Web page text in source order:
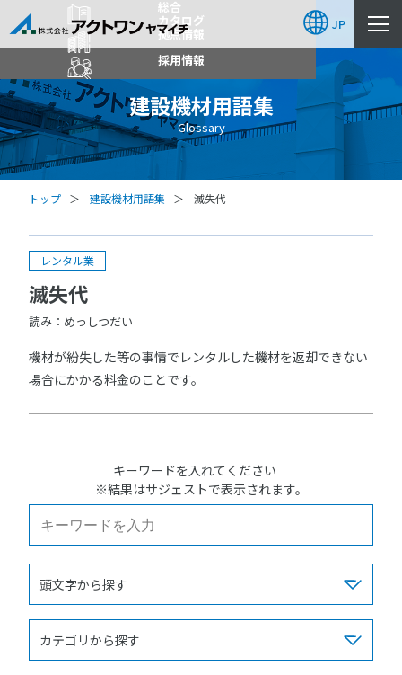
総合
カタログ
拠点情報
採用情報
JP
建設機材用語集
Glossary
トップ 建設機材用語集 滅失代
レンタル業
滅失代
読み：めっしつだい
機材が紛失した等の事情でレンタルした機材を返却できない
場合にかかる料金のことです。
キーワードを入れてください
※結果はサジェストで表示されます。